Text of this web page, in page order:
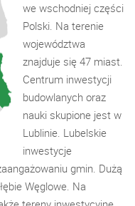
we wschodniej części
Polski. Na terenie
województwa
znajduje się 47 miast.
Centrum inwestycji
budowlanych oraz
nauki skupione jest w
Lublinie. Lubelskie
inwestycje
gmin. Dużą
Węglowe. Na